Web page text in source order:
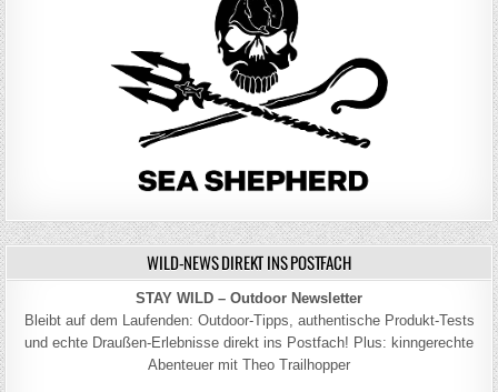
WILD-NEWS DIREKT INS POSTFACH
STAY WILD – Outdoor Newsletter
Bleibt auf dem Laufenden: Outdoor-Tipps, authentische Produkt-Tests
und echte Draußen-Erlebnisse direkt ins Postfach! Plus: kinngerechte
Abenteuer mit Theo Trailhopper